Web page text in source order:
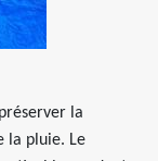
la
la pluie. Le